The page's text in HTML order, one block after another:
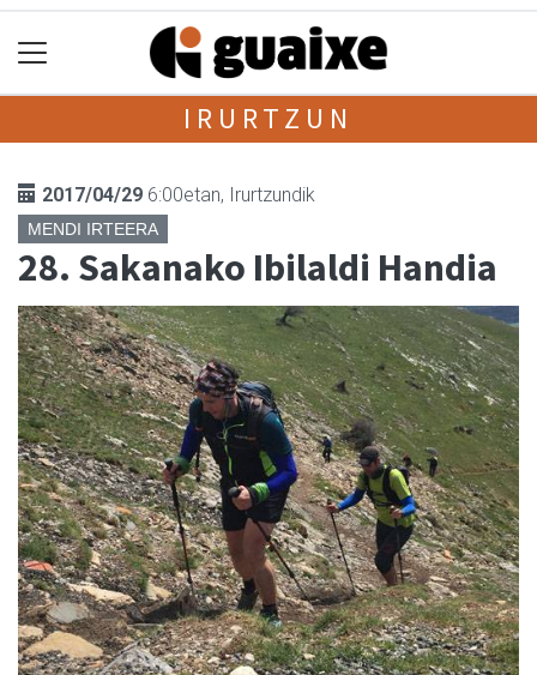
IRURTZUN
2017/04/29 6:00etan, Irurtzundik
MENDI IRTEERA
28. Sakanako Ibilaldi Handia